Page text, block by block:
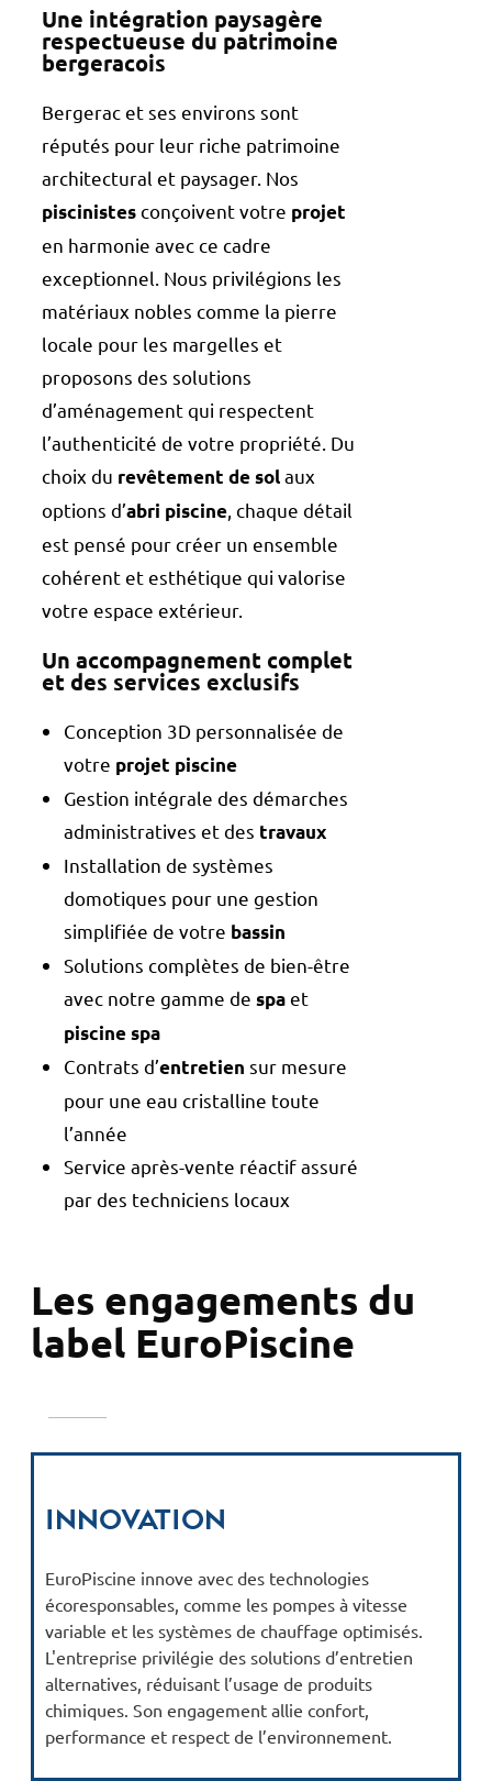
Une intégration paysagère
respectueuse du patrimoine
bergeracois
Bergerac et ses environs sont
réputés pour leur riche patrimoine
architectural et paysager. Nos
piscinistesconçoivent votre projet
en harmonie avec ce cadre
exceptionnel. Nous privilégions les
matériaux nobles comme la pierre
locale pour les margelles et
proposons des solutions
d’aménagement qui respectent
l’authenticité de votre propriété. Du
choix du revêtement de solaux
options d’abri piscine , chaque détail
est pensé pour créer un ensemble
cohérent et esthétique qui valorise
votre espace extérieur.
Un accompagnement complet
et des services exclusifs
Conception 3D personnalisée de
votre projet piscine
Gestion intégrale des démarches
administratives et des travaux
Installation de systèmes
domotiques pour une gestion
simplifiée de votre bassin
Solutions complètes de bien-être
avec notre gamme de spaet
piscine spa
Contrats d’entretien sur mesure
pour une eau cristalline toute
l’année
Service après-vente réactif assuré
par des techniciens locaux
Les engagements du
label EuroPiscine
Innovation
EuroPiscine innove avec des technologies
écoresponsables, comme les pompes à vitesse
variable et les systèmes de chauffage optimisés.
L'entreprise privilégie des solutions d’entretien
alternatives, réduisant l’usage de produits
chimiques. Son engagement allie confort,
performance et respect de l’environnement.